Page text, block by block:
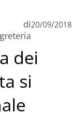
di20/09/2018
dei
si